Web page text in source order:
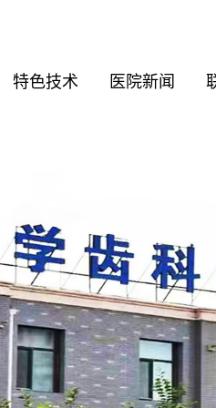
特色技术 医院新闻